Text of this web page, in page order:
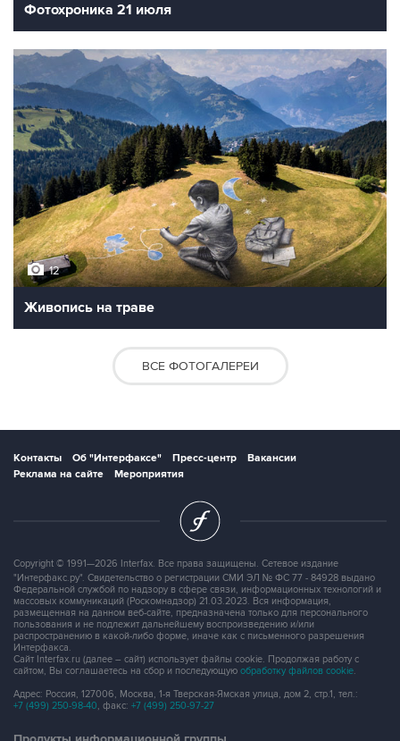
Фотохроника 21 июля
12
Живопись на траве
ВСЕ ФОТОГАЛЕРЕИ
Контакты Об "Интерфаксе" Пресс-центр
Вакансии
Реклама на сайте
Мероприятия
Copyright © 1991—2026 Interfax. Все права защищены. Сетевое издание
"Интерфакс.ру". Свидетельство о регистрации СМИ ЭЛ № ФС 77 - 84928 выдано
Федеральной службой по надзору в сфере связи, информационных технологий и
массовых коммуникаций (Роскомнадзор) 21.03.2023. Вся информация,
размещенная на данном веб-сайте, предназначена только для персонального
пользования и не подлежит дальнейшему воспроизведению и/или
распространению в какой-либо форме, иначе как с письменного разрешения
Интерфакса.
Сайт Interfax.ru (далее – сайт) использует файлы cookie. Продолжая работу с
сайтом, Вы соглашаетесь на сбор и последующую обработку файлов cookie.
Адрес: Россия, 127006, Москва, 1-я Тверская-Ямская улица, дом 2, стр.1, тел.:
+7 (499) 250-98-40, факс: +7 (499) 250-97-27